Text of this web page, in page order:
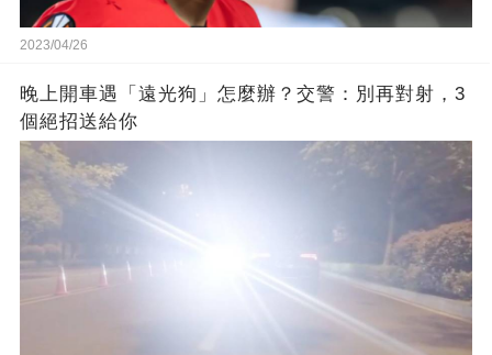
2023/04/26
晚上開車遇「遠光狗」怎麼辦？交警：別再對射，3
個絕招送給你